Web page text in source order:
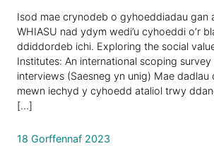
Isod mae crynodeb o gyhoeddiadau gan
WHIASU nad ydym wedi’u cyhoeddi o’r
ddiddordeb ichi. Exploring the social
Institutes: An international scoping
interviews (Saesneg yn unig) Mae
mewn iechyd y cyhoedd ataliol trwy
[…]
18 Gorffennaf 2023